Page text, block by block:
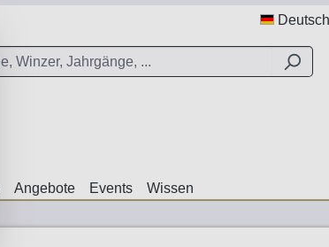
Deutsch
Angebote Events Wissen